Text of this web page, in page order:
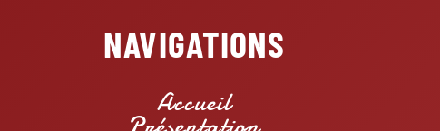
NAVIGATIONS
Accueil